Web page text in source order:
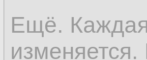
последнее
Ещё.